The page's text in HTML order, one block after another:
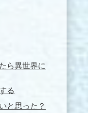
ら異世界に
る
と思った？